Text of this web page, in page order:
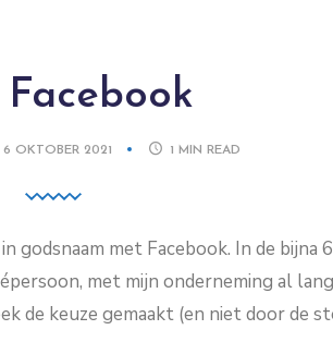
6 OKTOBER 2021 1 MIN READ
godsnaam met Facebook. In de bijna
met mijn onderneming al
de keuze gemaakt (en niet door de